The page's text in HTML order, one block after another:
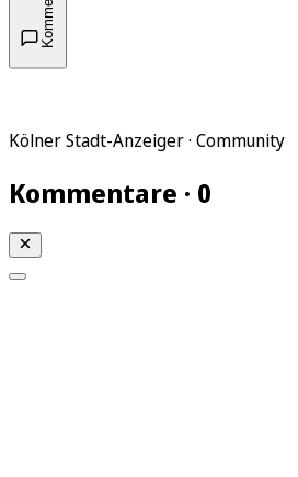
Kölner Stadt-Anzeiger · Community
Kommentare · 0